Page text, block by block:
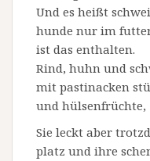
Und es heißt
hunde nur im
ist das enthalten.
Rind, huhn und
mit pastinacken
und hülsenfrüchte,
Sie leckt aber
platz und ihre